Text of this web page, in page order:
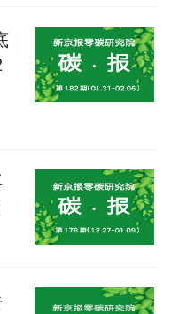
辑正在被电力改
的模型，其耗电
至数月的用电
结构性电力成
突破，在于它顺
置的趋势。中国
AIDC（人工智能